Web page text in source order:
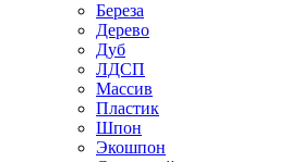
Береза
Дерево
Дуб
ЛДСП
Массив
Пластик
Шпон
Экошпон